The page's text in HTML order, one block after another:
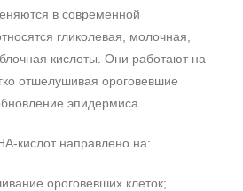
в современной
гликолевая, молочная,
кислоты. Они работают на
отшелушивая ороговевшие
эпидермиса.
направлено на:
ороговевших клеток;